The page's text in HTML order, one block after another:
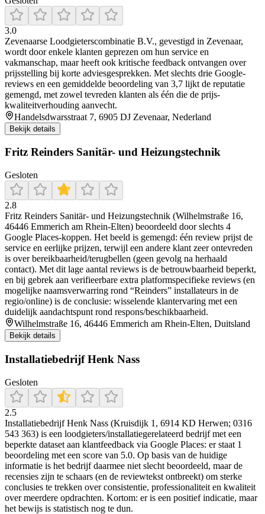
3.0
Zevenaarse Loodgieterscombinatie B.V., gevestigd in Zevenaar,
wordt door enkele klanten geprezen om hun service en
vakmanschap, maar heeft ook kritische feedback ontvangen over
prijsstelling bij korte adviesgesprekken. Met slechts drie Google-
reviews en een gemiddelde beoordeling van 3,7 lijkt de reputatie
gemengd, met zowel tevreden klanten als één die de prijs-
kwaliteitverhouding aanvecht.
Handelsdwarsstraat 7, 6905 DJ Zevenaar, Nederland
Bekijk details
Fritz Reinders Sanitär- und Heizungstechnik
Gesloten
2.8
Fritz Reinders Sanitär- und Heizungstechnik (Wilhelmstraße 16,
46446 Emmerich am Rhein-Elten) beoordeeld door slechts 4
Google Places-koppen. Het beeld is gemengd: één review prijst de
service en eerlijke prijzen, terwijl een andere klant zeer ontevreden
is over bereikbaarheid/terugbellen (geen gevolg na herhaald
contact). Met dit lage aantal reviews is de betrouwbaarheid beperkt,
en bij gebrek aan verifieerbare extra platformspecifieke reviews (en
mogelijke naamsverwarring rond “Reinders” installateurs in de
regio/online) is de conclusie: wisselende klantervaring met een
duidelijk aandachtspunt rond respons/beschikbaarheid.
Wilhelmstraße 16, 46446 Emmerich am Rhein-Elten, Duitsland
Bekijk details
Installatiebedrijf Henk Nass
Gesloten
2.5
Installatiebedrijf Henk Nass (Kruisdijk 1, 6914 KD Herwen; 0316
543 363) is een loodgieters/installatiegerelateerd bedrijf met een
beperkte dataset aan klantfeedback via Google Places: er staat 1
beoordeling met een score van 5.0. Op basis van de huidige
informatie is het bedrijf daarmee niet slecht beoordeeld, maar de
recensies zijn te schaars (en de reviewtekst ontbreekt) om sterke
conclusies te trekken over consistentie, professionaliteit en kwaliteit
over meerdere opdrachten. Kortom: er is een positief indicatie, maar
het bewijs is statistisch nog te dun.